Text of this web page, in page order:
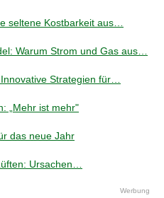
seltene Kostbarkeit aus…
Warum Strom und Gas aus…
Strategien für…
„Mehr ist mehr"
das neue Jahr
Ursachen…
Werbung